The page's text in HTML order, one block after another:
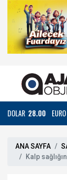
DOLAR 28.00 EURO
ANA SAYFA
Kalp